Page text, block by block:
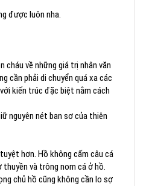
được luôn nha.
cháu về những giá trị nhân văn
cần phải di chuyển quá xa các
kiến trúc đặc biệt nằm cách
nguyên nét ban sơ của thiên
hơn. Hồ không cấm câu cá
thuyền và trông nom cá ở hồ.
chủ hồ cũng không cần lo sợ